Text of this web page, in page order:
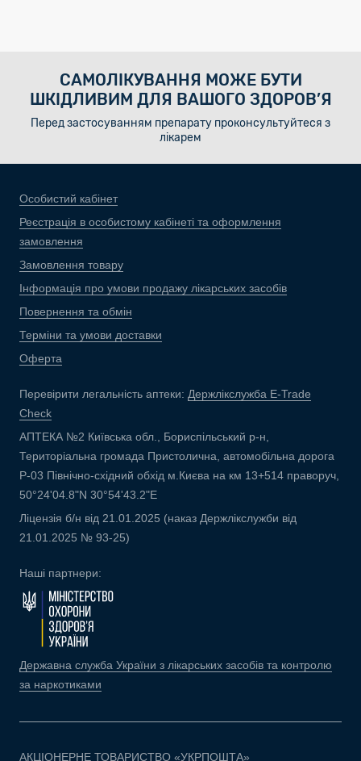
САМОЛІКУВАННЯ МОЖЕ БУТИ
ШКІДЛИВИМ ДЛЯ ВАШОГО ЗДОРОВ’Я
Перед застосуванням препарату проконсультуйтеся з
лікарем
Особистий кабінет
Реєстрація в особистому кабінеті та оформлення
замовлення
Замовлення товару
Інформація про умови продажу лікарських засобів
Повернення та обмін
Терміни та умови доставки
Оферта
Перевірити легальність аптеки: Держлікслужба E-Trade
Check
АПТЕКА №2 Київська обл., Бориспільський р-н,
Територіальна громада Пристолична, автомобільна дорога
Р-03 Північно-східний обхід м.Києва на км 13+514 праворуч,
50°24'04.8"N 30°54'43.2"E
Ліцензія б/н від 21.01.2025 (наказ Держлікслужби від
21.01.2025 № 93-25)
Наші партнери:
Державна служба України з лікарських засобів та контролю
за наркотиками
АКЦІОНЕРНЕ ТОВАРИСТВО «УКРПОШТА»